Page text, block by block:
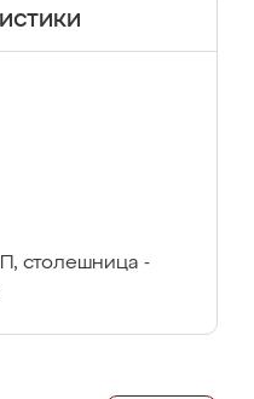
столешница -